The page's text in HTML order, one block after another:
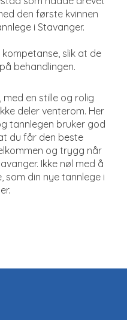
den første kvinnen
i Stavanger.
slik at de
behandlingen.
med en stille og rolig
deler venterom. Her
tannlegen bruker god
du får den beste
og trygg når
Ikke nøl med å
som din nye tannlege i